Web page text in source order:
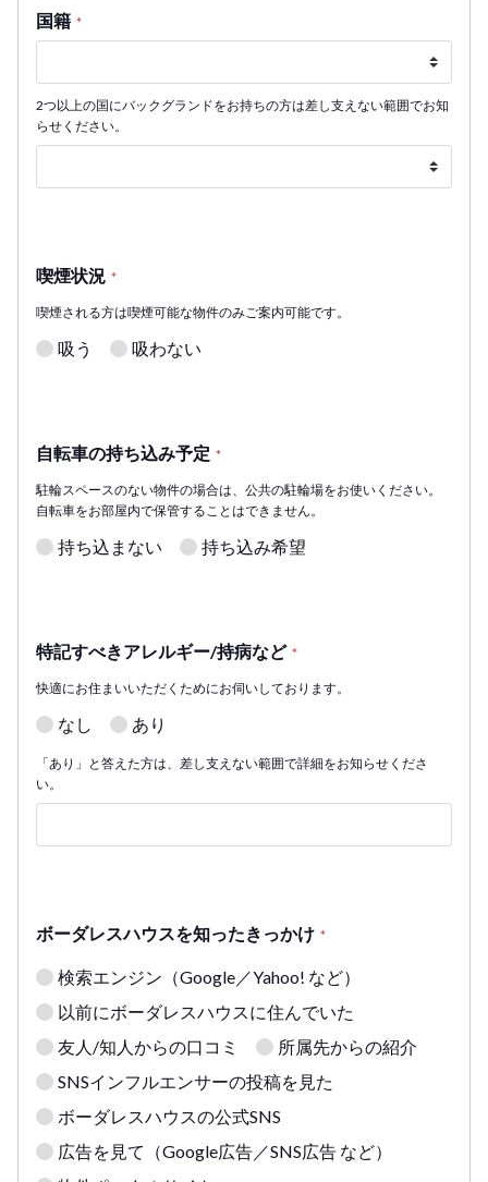
国籍 *
2つ以上の国にバックグランドをお持ちの方は差し支えない範囲でお知
らせください。
喫煙状況 *
喫煙される方は喫煙可能な物件のみご案内可能です。
吸う 吸わない
自転車の持ち込み予定 *
駐輪スペースのない物件の場合は、公共の駐輪場をお使いください。
自転車をお部屋内で保管することはできません。
持ち込まない 持ち込み希望
特記すべきアレルギー/持病など *
快適にお住まいいただくためにお伺いしております。
なし あり
「あり」と答えた方は、差し支えない範囲で詳細をお知らせくださ
い。
ボーダレスハウスを知ったきっかけ *
検索エンジン（Google／Yahoo! など）
以前にボーダレスハウスに住んでいた
友人/知人からの口コミ
所属先からの紹介
SNSインフルエンサーの投稿を見た
ボーダレスハウスの公式SNS
広告を見て（Google広告／SNS広告 など）